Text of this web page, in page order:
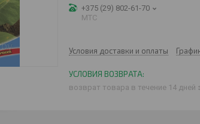
+375 (29) 802-61-70
МТС
Условия доставки и оплаты
возврат товара в течение 14 дней